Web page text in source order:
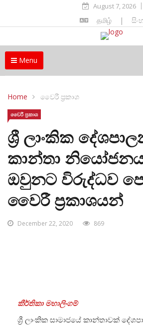
August 7, 2026
தமிழ் |
Menu
Home වෛරී ප්‍රකාශ
වෛරී ප්‍රකාශ
ශ්‍රී ලාංකික
කාන්තා නියෝජනය
ඔවුනට විරුද්ධව
වෛරී ප්‍රකාශයන්
December 22, 2020 869
කීර්තිකා මහාලිංගම්
ශ්‍රී ලාංකික සාමාජයේ කාන්තාවක්